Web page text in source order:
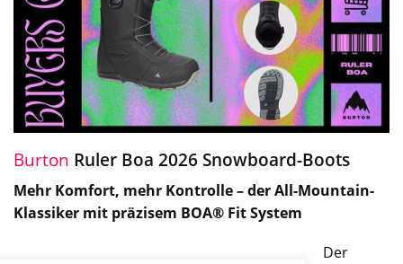
Burton Ruler Boa 2026 Snowboard-Boots
Mehr Komfort, mehr Kontrolle – der All-Mountain-
Klassiker mit präzisem BOA® Fit System
Der